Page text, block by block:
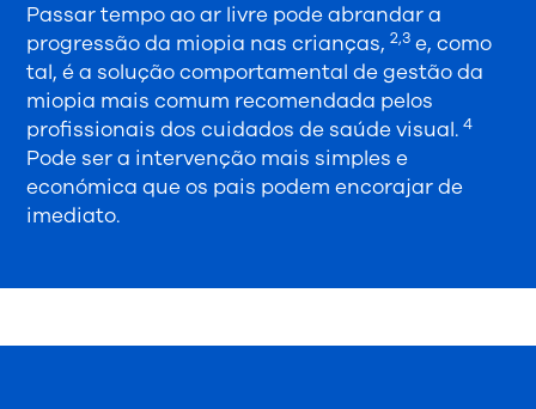
Passar tempo ao ar livre pode abrandar a
progressão da miopia nas crianças,2,3 e, como
tal, é a solução comportamental de gestão da
miopia mais comum recomendada pelos
profissionais dos cuidados de saúde visual.4
Pode ser a intervenção mais simples e
económica que os pais podem encorajar de
imediato.